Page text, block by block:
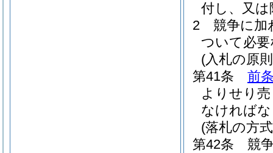
付し、又
2
競争に加
ついて必
(入札の原
第41条
前
よりせり
なければ
(落札の方
第42条
競